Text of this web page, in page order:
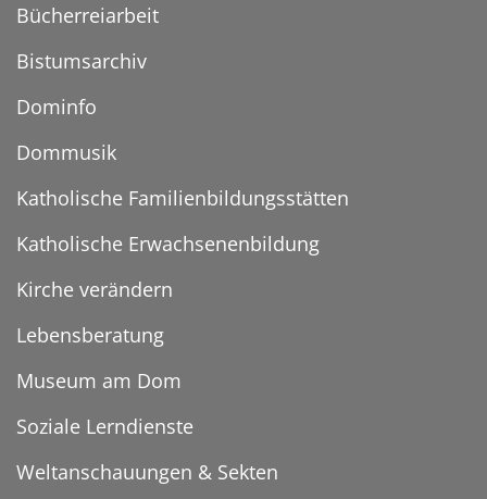
Bücherreiarbeit
Bistumsarchiv
Dominfo
Dommusik
Katholische Familienbildungsstätten
Katholische Erwachsenenbildung
Kirche verändern
Lebensberatung
Museum am Dom
Soziale Lerndienste
Weltanschauungen & Sekten